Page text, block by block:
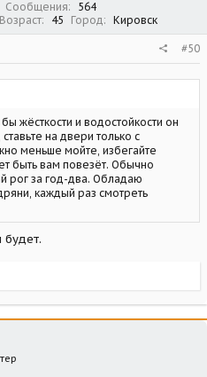
Сообщения
564
Возраст 45 Город Кировск
#50
жёсткости и водостойкости он
на двери только с
меньше мойте, избегайте
быть вам повезёт. Обычно
рог за год-два. Обладаю
каждый раз смотреть